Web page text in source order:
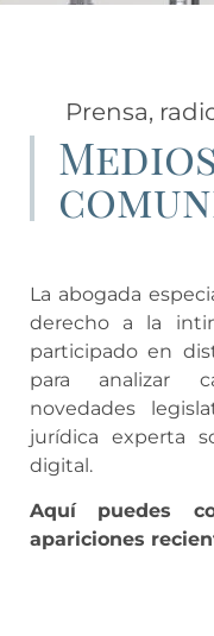
Prensa,
La abogada
derecho a la
participado en
para analizar
novedades
jurídica experta
digital.
Aquí puedes
apariciones